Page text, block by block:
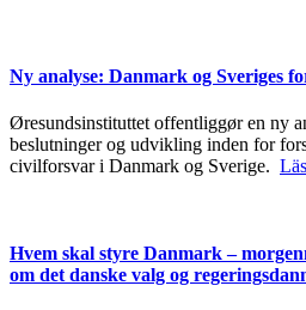
Ny analyse: Danmark og Sveriges
Øresundsinstituttet offentliggør en ny
beslutninger og udvikling inden for
civilforsvar i Danmark og Sverige.
Hvem skal styre Danmark –
om det danske valg og